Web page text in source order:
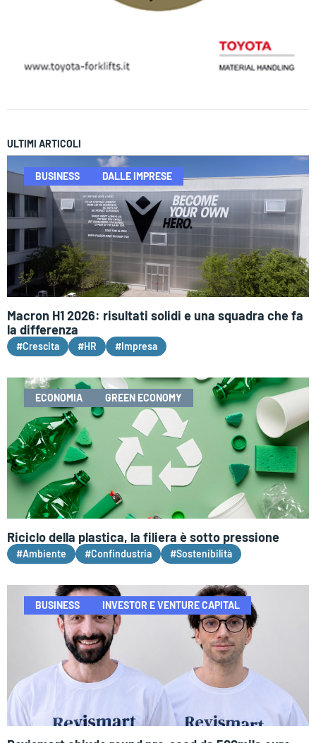
ULTIMI ARTICOLI
BUSINESS DALLE IMPRESE
Macron H1 2026: risultati solidi e una squadra che fa
la differenza
#Crescita #HR #Impresa
ECONOMIA GREEN ECONOMY
Riciclo della plastica, la filiera è sotto pressione
#Ambiente #Confindustria #Sostenibilità
BUSINESS INVESTOR E VENTURE CAPITAL